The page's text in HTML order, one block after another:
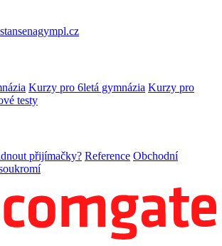
Kurzy pro 6letá gymnázia Kurzy pro
testy
přijímačky? Reference Obchodní